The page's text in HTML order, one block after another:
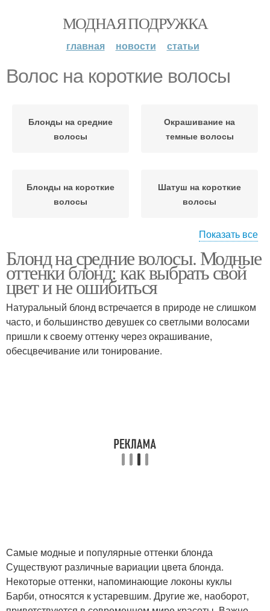
МОДНАЯ ПОДРУЖКА
главная новости статьи
Волос на короткие волосы
Блонды на средние
волосы
Окрашивание на
темные волосы
Блонды на короткие
волосы
Шатуш на короткие
волосы
волос
Волос для
окрашивания
Волос в домашних
условиях
Цветы на короткие
волосы
Карвинг на
мелированные волосы
Карвинг для коротких
волос
Показать все
Блонд на средние волосы. Модные
оттенки блонд: как выбрать свой
цвет и не ошибиться
Натуральный блонд встречается в природе не слишком
часто, и большинство девушек со светлыми волосами
пришли к своему оттенку через окрашивание,
обесцвечивание или тонирование.
Самые модные и популярные оттенки блонда
Существуют различные вариации цвета блонда.
Некоторые оттенки, напоминающие локоны куклы
Барби, относятся к устаревшим. Другие же, наоборот,